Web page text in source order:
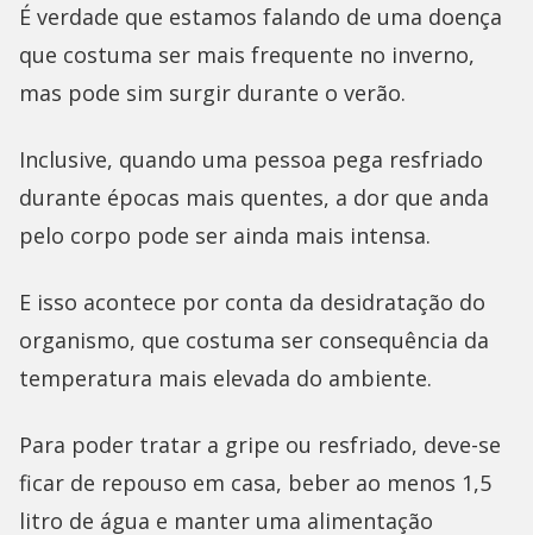
É verdade que estamos falando de uma doença
que costuma ser mais frequente no inverno,
mas pode sim surgir durante o verão.
Inclusive, quando uma pessoa pega resfriado
durante épocas mais quentes, a dor que anda
pelo corpo pode ser ainda mais intensa.
E isso acontece por conta da desidratação do
organismo, que costuma ser consequência da
temperatura mais elevada do ambiente.
Para poder tratar a gripe ou resfriado, deve-se
ficar de repouso em casa, beber ao menos 1,5
litro de água e manter uma alimentação